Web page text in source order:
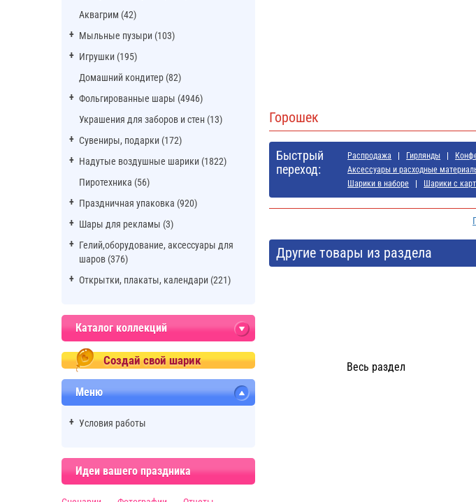
Аквагрим (42)
Мыльные пузыри (103)
Игрушки (195)
Домашний кондитер (82)
Фольгированные шары (4946)
Украшения для заборов и стен (13)
Сувениры, подарки (172)
Надутые воздушные шарики (1822)
Пиротехника (56)
Праздничная упаковка (920)
Шары для рекламы (3)
Гелий,оборудование, аксессуары для
шаров (376)
Открытки, плакаты, календари (221)
Каталог коллекций
Создай свой шарик
Меню
Условия работы
Идеи вашего праздника
Горошек
Быстрый
переход:
Распродажа Гирлянды
Аксессуары и расходные
Шарики в наборе
Шарики с
Другие товары из раздела
Весь раздел